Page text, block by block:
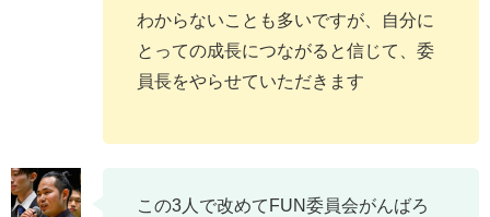
わからないことも多いですが、自分に
とっての成長につながると信じて、委
員長をやらせていただきます
この3人で改めてFUN委員会がんばろ